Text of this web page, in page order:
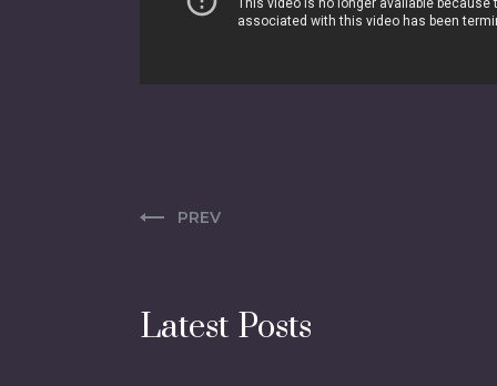
PREV
Latest Posts